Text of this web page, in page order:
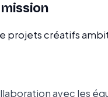
projets créatifs
avec les